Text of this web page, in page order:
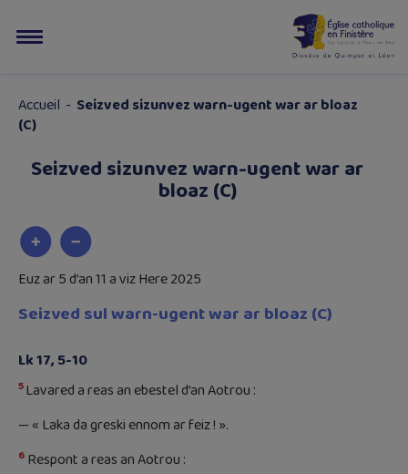
Accueil - Seizved sizunvez warn-ugent war ar bloaz
(C)
Seizved sizunvez warn-ugent war ar
bloaz (C)
Euz ar 5 d’an 11 a viz Here 2025
Seizved sul warn-ugent war ar bloaz (C)
Lk 17, 5-10
5Lavared a reas an ebestel d’an Aotrou :
— « Laka da greski ennom ar feiz ! ».
6 Respont a reas an Aotrou :